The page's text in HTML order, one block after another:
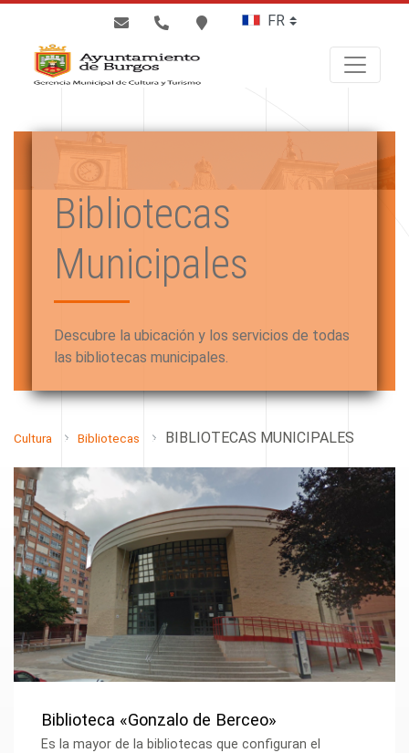
Bibliotecas
Municipales
Descubre la ubicación y los servicios de todas
las bibliotecas municipales.
Cultura Bibliotecas BIBLIOTECAS MUNICIPALES
Biblioteca «Gonzalo de Berceo»
Es la mayor de la bibliotecas que configuran el